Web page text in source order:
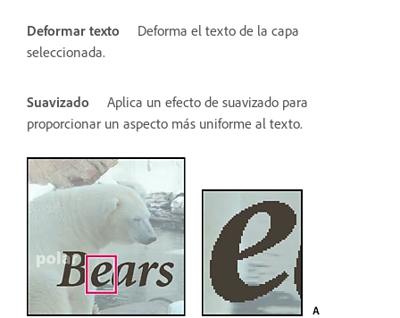
Deformar texto
Deforma el texto de la capa
seleccionada.
Suavizado
Aplica un efecto de suavizado para
proporcionar un aspecto más uniforme al texto.